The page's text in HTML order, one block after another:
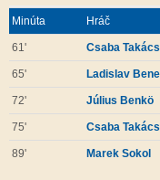
Minúta Hráč
61' Csaba Takács
65' Ladislav
72' Július Benkö
75' Csaba Takács
89' Marek Sokol